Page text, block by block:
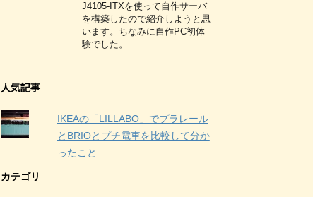
J4105-ITXを使って自作サーバ
を構築したので紹介しようと思
います。ちなみに自作PC初体
験でした。
人気記事
IKEAの「LILLABO」でプラレール
とBRIOとプチ電車を比較して分か
ったこと
カテゴリ